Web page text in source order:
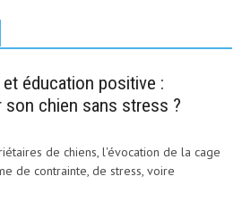
éducation positive :
son chien sans stress ?
de chiens, l'évocation de la cage
de contrainte, de stress, voire